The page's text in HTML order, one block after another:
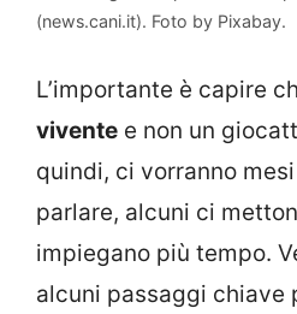
(news.cani.it). Foto by Pixabay.
L’importante è capire
vivente e non un
quindi, ci vorranno
parlare, alcuni ci
impiegano più tempo.
alcuni passaggi chiave